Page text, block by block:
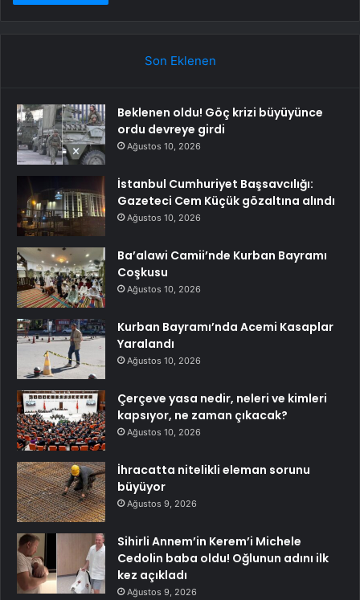
Son Eklenen
Beklenen oldu! Göç krizi büyüyünce
ordu devreye girdi
Ağustos 10, 2026
İstanbul Cumhuriyet Başsavcılığı:
Gazeteci Cem Küçük gözaltına alındı
Ağustos 10, 2026
Ba’alawi Camii’nde Kurban Bayramı
Coşkusu
Ağustos 10, 2026
Kurban Bayramı’nda Acemi Kasaplar
Yaralandı
Ağustos 10, 2026
Çerçeve yasa nedir, neleri ve kimleri
kapsıyor, ne zaman çıkacak?
Ağustos 10, 2026
İhracatta nitelikli eleman sorunu
büyüyor
Ağustos 9, 2026
Sihirli Annem’in Kerem’i Michele
Cedolin baba oldu! Oğlunun adını ilk
kez açıkladı
Ağustos 9, 2026